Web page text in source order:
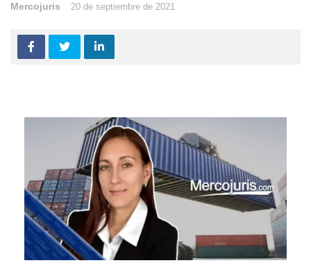
Mercojuris 20 de septiembre de 2021